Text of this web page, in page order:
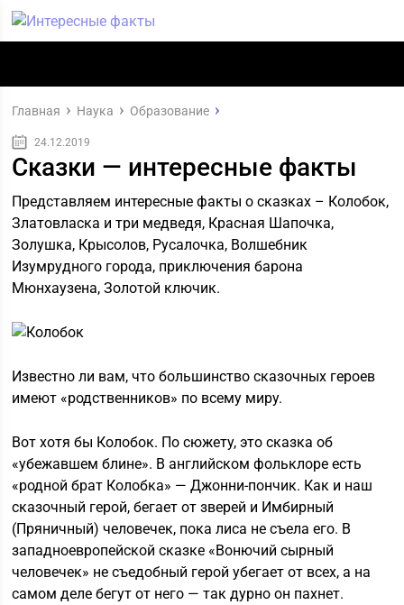
Главная Наука Образование
24.12.2019
Сказки — интересные факты
Представляем интересные факты о сказках – Колобок,
Златовласка и три медведя, Красная Шапочка,
Золушка, Крысолов, Русалочка, Волшебник
Изумрудного города, приключения барона
Мюнхаузена, Золотой ключик.
Известно ли вам, что большинство сказочных героев
имеют «родственников» по всему миру.
Вот хотя бы Колобок. По сюжету, это сказка об
«убежавшем блине». В английском фольклоре есть
«родной брат Колобка» — Джонни-пончик. Как и наш
сказочный герой, бегает от зверей и Имбирный
(Пряничный) человечек, пока лиса не съела его. В
западноевропейской сказке «Вонючий сырный
человечек» не съедобный герой убегает от всех, а на
самом деле бегут от него — так дурно он пахнет.